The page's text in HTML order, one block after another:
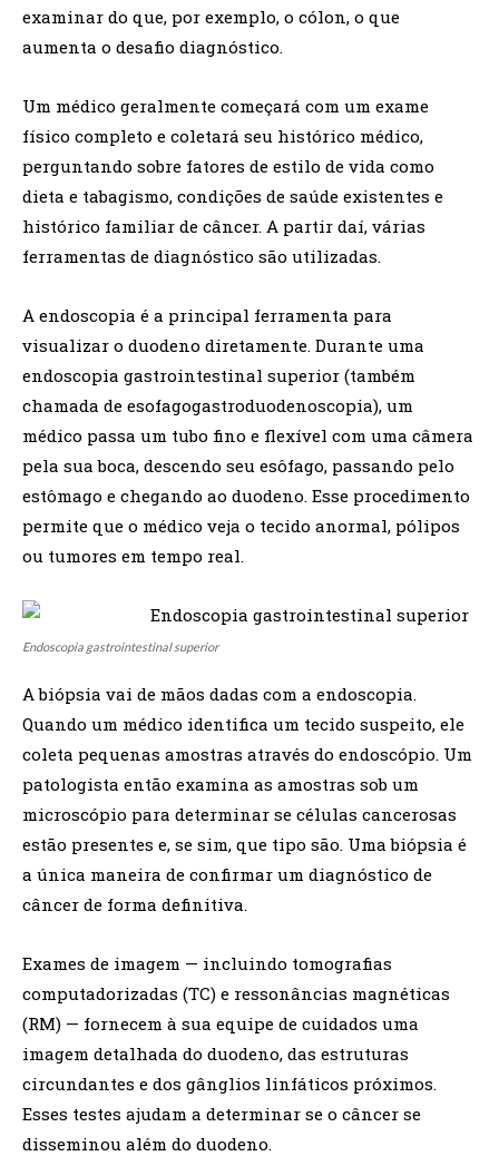
examinar do que, por exemplo, o cólon, o que
aumenta o desafio diagnóstico.
Um médico geralmente começará com um exame
físico completo e coletará seu histórico médico,
perguntando sobre fatores de estilo de vida como
dieta e tabagismo, condições de saúde existentes e
histórico familiar de câncer. A partir daí, várias
ferramentas de diagnóstico são utilizadas.
A endoscopia é a principal ferramenta para
visualizar o duodeno diretamente. Durante uma
endoscopia gastrointestinal superior (também
chamada de esofagogastroduodenoscopia), um
médico passa um tubo fino e flexível com uma câmera
pela sua boca, descendo seu esôfago, passando pelo
estômago e chegando ao duodeno. Esse procedimento
permite que o médico veja o tecido anormal, pólipos
ou tumores em tempo real.
Endoscopia gastrointestinal superior
A biópsia vai de mãos dadas com a endoscopia.
Quando um médico identifica um tecido suspeito, ele
coleta pequenas amostras através do endoscópio. Um
patologista então examina as amostras sob um
microscópio para determinar se células cancerosas
estão presentes e, se sim, que tipo são. Uma biópsia é
a única maneira de confirmar um diagnóstico de
câncer de forma definitiva.
Exames de imagem — incluindo tomografias
computadorizadas (TC) e ressonâncias magnéticas
(RM) — fornecem à sua equipe de cuidados uma
imagem detalhada do duodeno, das estruturas
circundantes e dos gânglios linfáticos próximos.
Esses testes ajudam a determinar se o câncer se
disseminou além do duodeno.